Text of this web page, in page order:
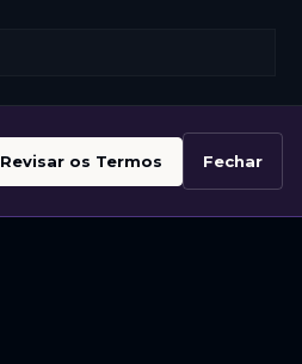
Revisar os Termos Fechar